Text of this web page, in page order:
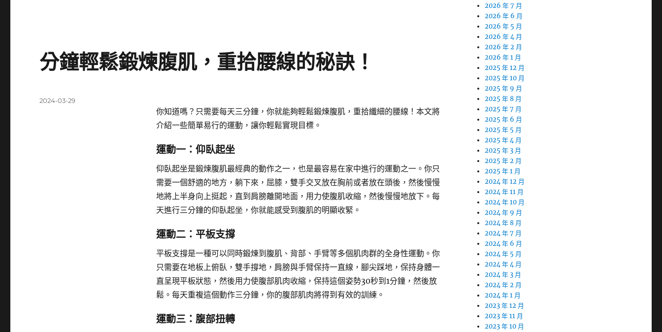
分鐘輕鬆鍛煉腹肌，重拾腰線的秘訣！
你知道嗎？只需要每天三分鐘，你就能夠輕鬆鍛煉腹肌，重拾纖細的腰線！本文將
介紹一些簡單易行的運動，讓你輕鬆實現目標。
運動一：仰臥起坐
仰臥起坐是鍛煉腹肌最經典的動作之一，也是最容易在家中進行的運動之一。你只
需要一個舒適的地方，躺下來，屈膝，雙手交叉放在胸前或者放在頭後，然後慢慢
地將上半身向上挺起，直到肩膀離開地面，用力使腹肌收縮，然後慢慢地放下。每
天進行三分鐘的仰臥起坐，你就能感受到腹肌的明顯收緊。
運動二：平板支撐
平板支撐是一種可以同時鍛煉到腹肌、背部、手臂等多個肌肉群的全身性運動。你
只需要在地板上俯臥，雙手撐地，肩膀與手臂保持一直線，腳尖踩地，保持身體一
直呈現平板狀態，然後用力使腹部肌肉收縮，保持這個姿勢30秒到1分鐘，然後放
鬆。每天重複這個動作三分鐘，你的腹部肌肉將得到有效的訓練。
運動三：腹部扭轉
發
2024-03-29
2026 年 7 月
2026 年 6 月
2026 年 5 月
2026 年 4 月
2026 年 2 月
2026 年 1 月
2025 年 12 月
2025 年 10 月
2025 年 9 月
2025 年 8 月
2025 年 7 月
2025 年 6 月
2025 年 5 月
2025 年 4 月
2025 年 3 月
2025 年 2 月
2025 年 1 月
2024 年 12 月
2024 年 11 月
2024 年 10 月
2024 年 9 月
2024 年 8 月
2024 年 7 月
2024 年 6 月
2024 年 5 月
2024 年 4 月
2024 年 3 月
2024 年 2 月
2024 年 1 月
2023 年 12 月
2023 年 11 月
2023 年 10 月